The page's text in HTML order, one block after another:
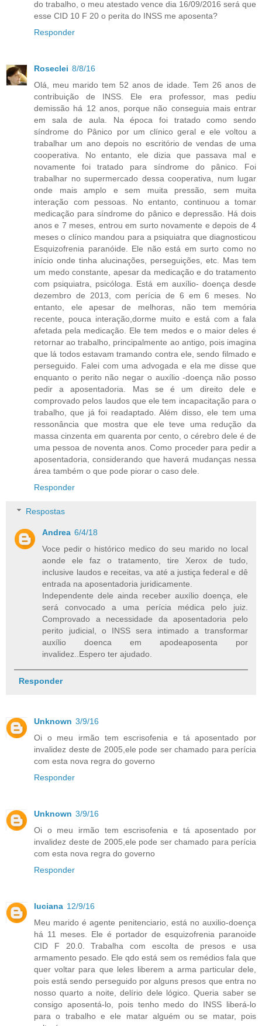
do trabalho, o meu atestado vence dia 16/09/2016 será que
esse CID 10 F 20 o perita do INSS me aposenta?
Responder
Roseclei 8/8/16
Olá, meu marido tem 52 anos de idade. Tem 26 anos de
contribuição de INSS. Ele era professor, mas pediu
demissão há 12 anos, porque não conseguia mais entrar
em sala de aula. Na época foi tratado como sendo
síndrome do Pânico por um clínico geral e ele voltou a
trabalhar um ano depois no escritório de vendas de uma
cooperativa. No entanto, ele dizia que passava mal e
novamente foi tratado para síndrome do pânico. Foi
trabalhar no supermercado dessa cooperativa, num lugar
onde mais amplo e sem muita pressão, sem muita
interação com pessoas. No entanto, continuou a tomar
medicação para síndrome do pânico e depressão. Há dois
anos e 7 meses, entrou em surto novamente e depois de 4
meses o clínico mandou para a psiquiatra que diagnosticou
Esquizofrenia paranóide. Ele não está em surto como no
início onde tinha alucinações, perseguições, etc. Mas tem
um medo constante, apesar da medicação e do tratamento
com psiquiatra, psicóloga. Está em auxílio- doença desde
dezembro de 2013, com perícia de 6 em 6 meses. No
entanto, ele apesar de melhoras, não tem memória
recente, pouca interação,dorme muito e está com a fala
afetada pela medicação. Ele tem medos e o maior deles é
retornar ao trabalho, principalmente ao antigo, pois imagina
que lá todos estavam tramando contra ele, sendo filmado e
perseguido. Falei com uma advogada e ela me disse que
enquanto o perito não negar o auxílio -doença não posso
pedir a aposentadoria. Mas se é um direito dele e
comprovado pelos laudos que ele tem incapacitação para o
trabalho, que já foi readaptado. Além disso, ele tem uma
ressonância que mostra que ele teve uma redução da
massa cinzenta em quarenta por cento, o cérebro dele é de
uma pessoa de noventa anos. Como proceder para pedir a
aposentadoria, considerando que haverá mudanças nessa
área também o que pode piorar o caso dele.
Responder
Respostas
Andrea 6/4/18
Voce pedir o histórico medico do seu marido no local
aonde ele faz o tratamento, tire Xerox de tudo,
inclusive laudos e receitas, va até a justiça federal e dê
entrada na aposentadoria juridicamente.
Independente dele ainda receber auxílio doença, ele
será convocado a uma perícia médica pelo juiz.
Comprovado a necessidade da aposentadoria pelo
perito judicial, o INSS sera intimado a transformar
auxílio doenca em apodeaposenta por
invalidez..Espero ter ajudado.
Responder
Unknown 3/9/16
Oi o meu irmão tem escrisofenia e tá aposentado por
invalidez deste de 2005,ele pode ser chamado para perícia
com esta nova regra do governo
Responder
Unknown 3/9/16
Oi o meu irmão tem escrisofenia e tá aposentado por
invalidez deste de 2005,ele pode ser chamado para perícia
com esta nova regra do governo
Responder
luciana 12/9/16
Meu marido é agente penitenciario, está no auxilio-doença
há 11 meses. Ele é portador de esquizofrenia paranoide
CID F 20.0. Trabalha com escolta de presos e usa
armamento pesado. Ele qdo está sem os remédios fala que
quer voltar para que leles liberem a arma particular dele,
pois está sendo perseguido por alguns presos que entra no
nosso quarto a noite, delírio dele lógico. Queria saber se
consigo aposentá-lo, pois tenho medo do INSS liberá-lo
para o trabalho e ele matar alguém ou se matar, pois